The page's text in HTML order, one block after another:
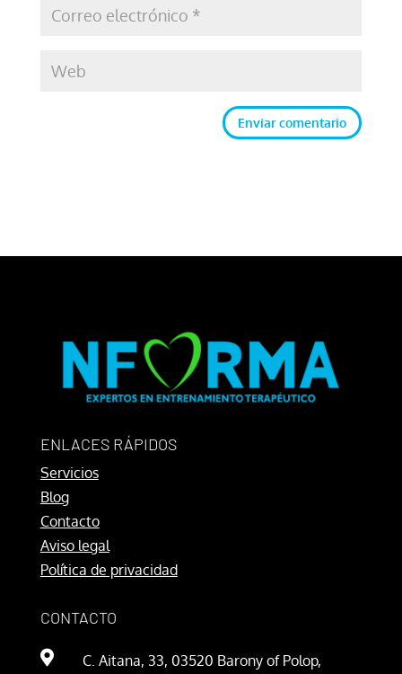
Enviar comentario
ENLACES RÁPIDOS
Servicios
Blog
Contacto
Aviso legal
Política de privacidad
CONTACTO
 C. Aitana, 33, 03520 Barony of Polop,